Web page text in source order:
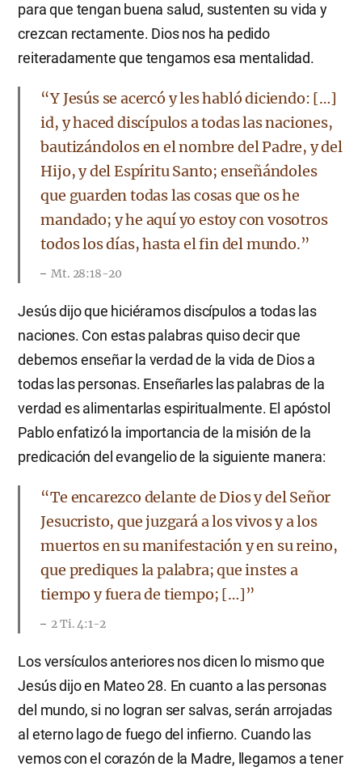
para que tengan buena salud, sustenten su vida y
crezcan rectamente. Dios nos ha pedido
reiteradamente que tengamos esa mentalidad.
“Y Jesús se acercó y les habló diciendo: […]
id, y haced discípulos a todas las naciones,
bautizándolos en el nombre del Padre, y del
Hijo, y del Espíritu Santo; enseñándoles
que guarden todas las cosas que os he
mandado; y he aquí yo estoy con vosotros
todos los días, hasta el fin del mundo.”
Mt. 28:18-20
Jesús dijo que hiciéramos discípulos a todas las
naciones. Con estas palabras quiso decir que
debemos enseñar la verdad de la vida de Dios a
todas las personas. Enseñarles las palabras de la
verdad es alimentarlas espiritualmente. El apóstol
Pablo enfatizó la importancia de la misión de la
predicación del evangelio de la siguiente manera:
“Te encarezco delante de Dios y del Señor
Jesucristo, que juzgará a los vivos y a los
muertos en su manifestación y en su reino,
que prediques la palabra; que instes a
tiempo y fuera de tiempo; […]”
2 Ti. 4:1-2
Los versículos anteriores nos dicen lo mismo que
Jesús dijo en Mateo 28. En cuanto a las personas
del mundo, si no logran ser salvas, serán arrojadas
al eterno lago de fuego del infierno. Cuando las
vemos con el corazón de la Madre, llegamos a tener